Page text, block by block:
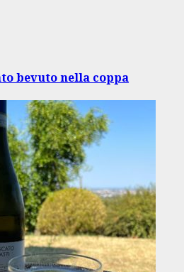
bevuto nella coppa